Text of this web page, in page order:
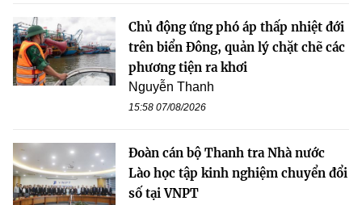
Chủ động ứng phó áp thấp nhiệt đới
trên biển Đông, quản lý chặt chẽ các
phương tiện ra khơi
Nguyễn Thanh
15:58 07/08/2026
Đoàn cán bộ Thanh tra Nhà nước
Lào học tập kinh nghiệm chuyển đổi
số tại VNPT